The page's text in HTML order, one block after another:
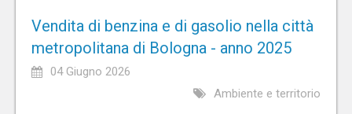
Vendita di benzina e di gasolio nella città
metropolitana di Bologna - anno 2025
04 Giugno 2026
Ambiente e territorio